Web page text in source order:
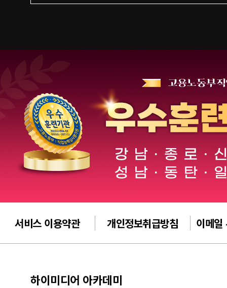
서비스 이용약관 개인정보취급방침 이메일
하이미디어 아카데미